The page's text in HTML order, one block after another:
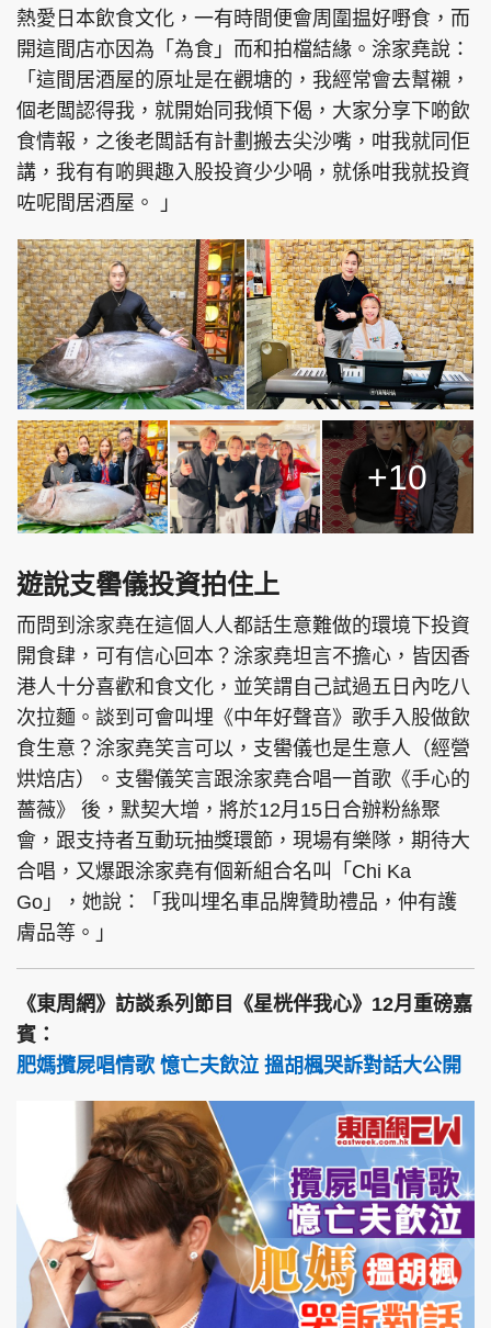
關於我們
聯絡我們
隱私政策聲明
使用條款
版權及免責聲明
©Eastweek.com.hk. All rights reserved.
熱愛日本飲食文化，一有時間便會周圍揾好嘢食，而
開這間店亦因為「為食」而和拍檔結緣。涂家堯說：
「這間居酒屋的原址是在觀塘的，我經常會去幫襯，
個老闆認得我，就開始同我傾下偈，大家分享下啲飲
食情報，之後老闆話有計劃搬去尖沙嘴，咁我就同佢
講，我有有啲興趣入股投資少少喎，就係咁我就投資
咗呢間居酒屋。 」
+10
遊說支嚳儀投資拍住上
而問到涂家堯在這個人人都話生意難做的環境下投資
開食肆，可有信心回本？涂家堯坦言不擔心，皆因香
港人十分喜歡和食文化，並笑謂自己試過五日內吃八
次拉麵。談到可會叫埋《中年好聲音》歌手入股做飲
食生意？涂家堯笑言可以，支嚳儀也是生意人（經營
烘焙店）。支嚳儀笑言跟涂家堯合唱一首歌《手心的
薔薇》 後，默契大增，將於12月15日合辦粉絲聚
會，跟支持者互動玩抽獎環節，現場有樂隊，期待大
合唱，又爆跟涂家堯有個新組合名叫「Chi Ka
Go」，她說：「我叫埋名車品牌贊助禮品，仲有護
膚品等。」
《東周網》訪談系列節目《星桄伴我心》12月重磅嘉
賓：
肥媽攬屍唱情歌 憶亡夫飲泣 搵胡楓哭訴對話大公開